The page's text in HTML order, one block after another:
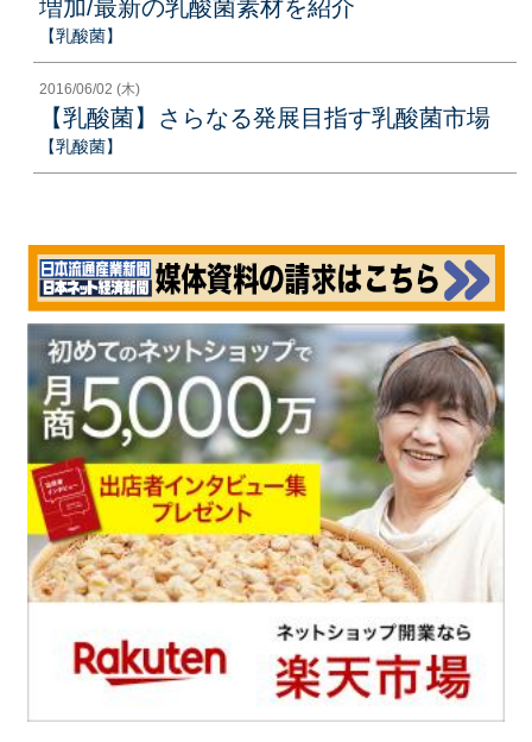
増加/最新の乳酸菌素材を紹介
【乳酸菌】
2016/06/02 (木)
【乳酸菌】さらなる発展目指す乳酸菌市場
【乳酸菌】